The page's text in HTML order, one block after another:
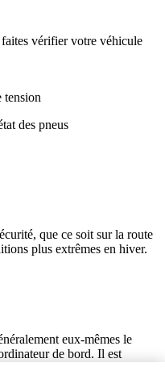
vérifier votre véhicule
tension
des pneus
que ce soit sur la route
plus extrêmes en hiver.
eux-mêmes le
de bord. Il est